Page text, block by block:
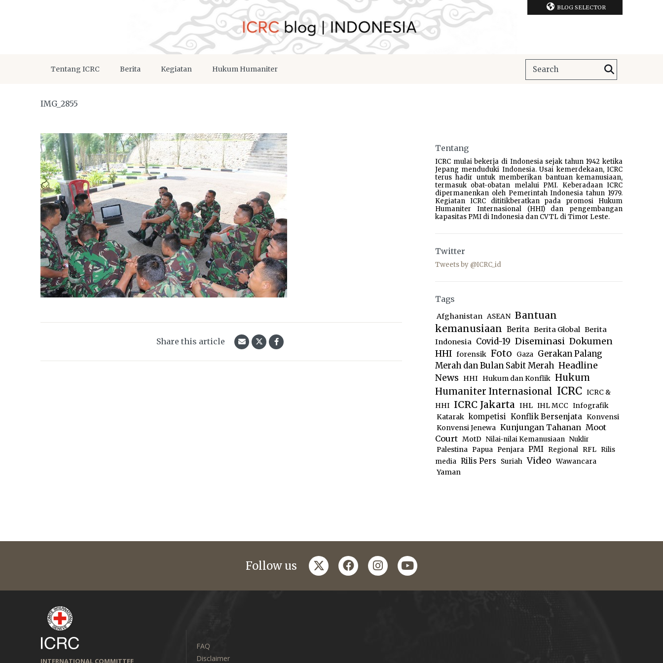
BLOG SELECTOR
Tentang ICRC Berita Kegiatan Hukum Humaniter
IMG_2855
Share this article
Tentang
ICRC mulai bekerja di Indonesia sejak tahun 1942 ketika
Jepang menduduki Indonesia. Usai kemerdekaan, ICRC
terus hadir untuk memberikan bantuan kemanusiaan,
termasuk obat-obatan melalui PMI. Keberadaan ICRC
dipermanenkan oleh Pemerintah Indonesia tahun 1979.
Kegiatan ICRC dititikberatkan pada promosi Hukum
Humaniter Internasional (HHI) dan pengembangan
kapasitas PMI di Indonesia dan CVTL di Timor Leste.
Twitter
Tweets by @ICRC_id
Tags
Afghanistan ASEAN Bantuan
kemanusiaan Berita Berita Global Berita
Indonesia Covid-19 Diseminasi Dokumen
HHI forensik Foto Gaza Gerakan Palang
Merah dan Bulan Sabit Merah Headline
News
HHI Hukum dan Konflik Hukum
Humaniter Internasional ICRC ICRC &
HHI ICRC Jakarta IHL IHL MCC Infografik
Katarak kompetisi Konflik Bersenjata Konvensi
Konvensi Jenewa Kunjungan Tahanan Moot
Court MotD Nilai-nilai Kemanusiaan Nuklir
Palestina
Papua Penjara PMI Regional RFL
Rilis
media Rilis Pers Suriah Video Wawancara
Yaman
Follow us twitterfacebookinstagram
youtube
INTERNATIONAL COMMITTEE
FAQ
Disclaimer